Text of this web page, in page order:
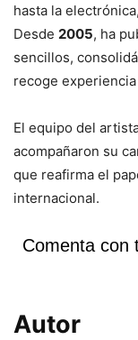
hasta la
Desde 2005, ha
sencillos,
recoge
El equipo del
acompañaron su
que reafirma el
internacional.
Comenta con
Autor